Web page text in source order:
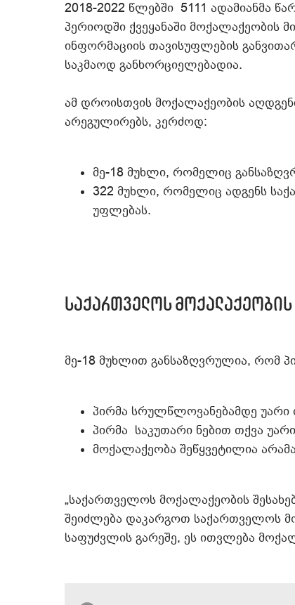
2018-2022 წლებში 5111 ადამიანმა
პერიოდში ქვეყანაში მოქალაქეობის
ინფორმაციის თავისუფლების
საკმაოდ განხორციელებადია.
ამ დროისთვის მოქალაქეობის
არეგულირებს, კერძოდ:
მე-18 მუხლი, რომელიც
322 მუხლი, რომელიც ადგენს
უფლებას.
საქართველოს
მე-18 მუხლით განსაზღვრულია, რომ
პირმა სრულწლოვანებამდე უარი
პირმა საკუთარი ნებით თქვა
მოქალაქეობა შეწყვეტილია
„საქართველოს მოქალაქეობის
შეიძლება დაკარგოთ საქართველოს
საფუძვლის გარეშე, ეს ითვლება